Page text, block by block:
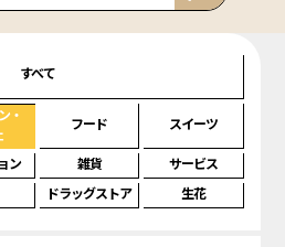
すべて
・
フード スイーツ
ン 雑貨
サービス
ドラッグストア 生花